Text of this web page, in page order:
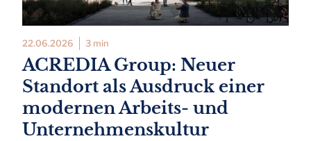
22.06.2026 3 min
ACREDIA Group: Neuer
Standort als Ausdruck einer
modernen Arbeits- und
Unternehmenskultur